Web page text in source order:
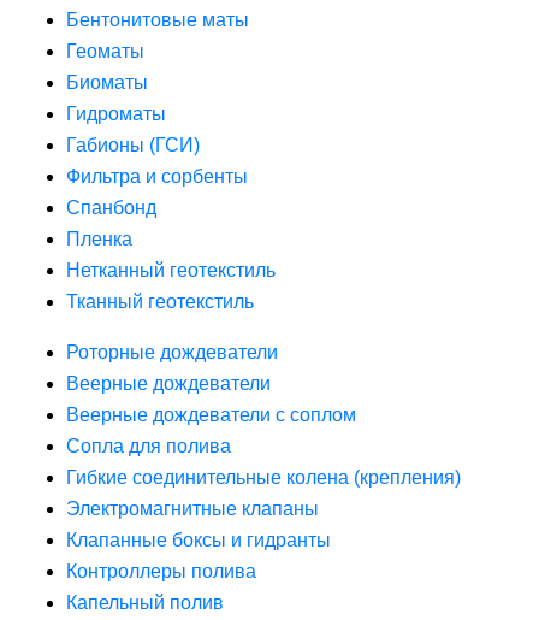
Бентонитовые маты
Геоматы
Биоматы
Гидроматы
Габионы (ГСИ)
Фильтра и сорбенты
Спанбонд
Пленка
Нетканный геотекстиль
Тканный геотекстиль
Роторные дождеватели
Веерные дождеватели
Веерные дождеватели с соплом
Сопла для полива
Гибкие соединительные колена (крепления)
Электромагнитные клапаны
Клапанные боксы и гидранты
Контроллеры полива
Капельный полив